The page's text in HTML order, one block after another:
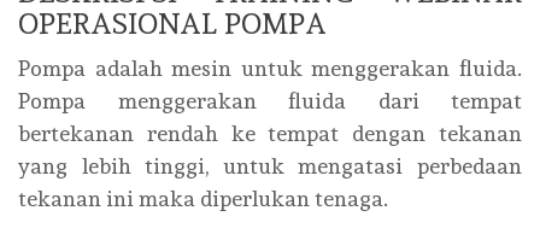
OPERASIONAL POMPA
Pompa adalah mesin untuk menggerakan fluida.
Pompa menggerakan fluida dari tempat
bertekanan rendah ke tempat dengan tekanan
yang lebih tinggi, untuk mengatasi perbedaan
tekanan ini maka diperlukan tenaga.